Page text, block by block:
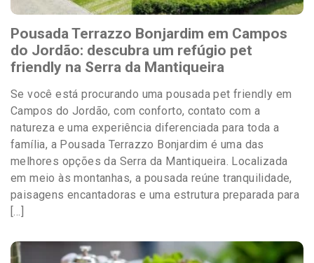
Pousada Terrazzo Bonjardim em Campos
do Jordão: descubra um refúgio pet
friendly na Serra da Mantiqueira
Se você está procurando uma pousada pet friendly em
Campos do Jordão, com conforto, contato com a
natureza e uma experiência diferenciada para toda a
família, a Pousada Terrazzo Bonjardim é uma das
melhores opções da Serra da Mantiqueira. Localizada
em meio às montanhas, a pousada reúne tranquilidade,
paisagens encantadoras e uma estrutura preparada para
[…]